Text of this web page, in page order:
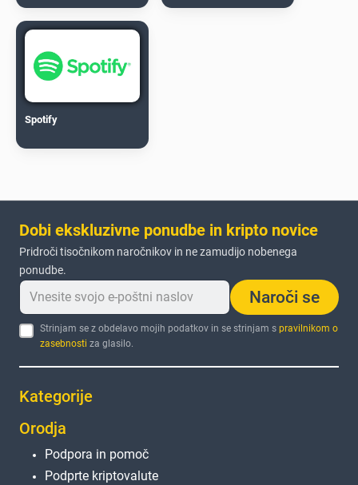
Spotify
Dobi ekskluzivne ponudbe in kripto novice
Pridroči tisočnikom naročnikov in ne zamudijo nobenega
ponudbe.
Naroči se
Strinjam se z obdelavo mojih podatkov in se strinjam spravilnikom o
zasebnosti za glasilo.
Kategorije
Orodja
Podpora in pomoč
Podprte kriptovalute